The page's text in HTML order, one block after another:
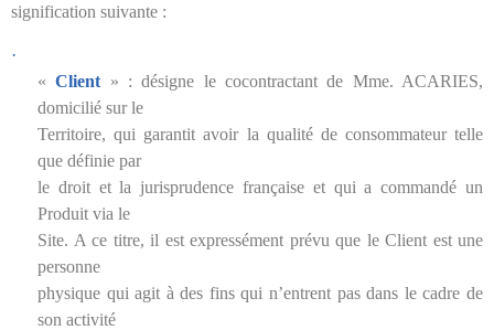
signification suivante :
·
«Client » : désigne le cocontractant de Mme. ACARIES,
domicilié sur le
Territoire, qui garantit avoir la qualité de consommateur telle
que définie par
le droit et la jurisprudence française et qui a commandé un
Produit via le
Site. A ce titre, il est expressément prévu que le Client est une
personne
physique qui agit à des fins qui n’entrent pas dans le cadre de
son activité